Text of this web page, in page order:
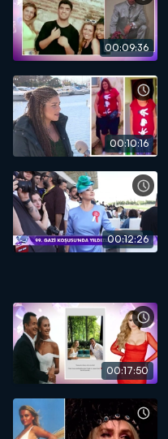
00:09:36
00:10:16
00:12:26
00:17:50